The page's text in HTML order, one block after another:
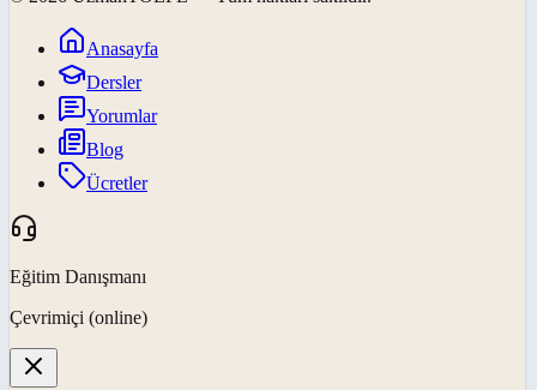
Anasayfa
Dersler
Yorumlar
Blog
Ücretler
Eğitim Danışmanı
Çevrimiçi (online)